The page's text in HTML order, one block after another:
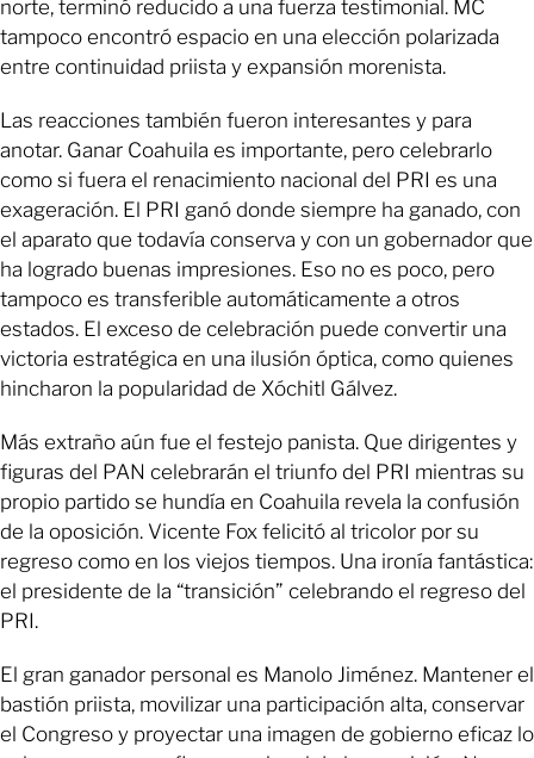
norte, terminó reducido a una fuerza testimonial. MC
tampoco encontró espacio en una elección polarizada
entre continuidad priista y expansión morenista.
Las reacciones también fueron interesantes y para
anotar. Ganar Coahuila es importante, pero celebrarlo
como si fuera el renacimiento nacional del PRI es una
exageración. El PRI ganó donde siempre ha ganado, con
el aparato que todavía conserva y con un gobernador que
ha logrado buenas impresiones. Eso no es poco, pero
tampoco es transferible automáticamente a otros
estados. El exceso de celebración puede convertir una
victoria estratégica en una ilusión óptica, como quienes
hincharon la popularidad de Xóchitl Gálvez.
Más extraño aún fue el festejo panista. Que dirigentes y
figuras del PAN celebrarán el triunfo del PRI mientras su
propio partido se hundía en Coahuila revela la confusión
de la oposición. Vicente Fox felicitó al tricolor por su
regreso como en los viejos tiempos. Una ironía fantástica:
el presidente de la “transición” celebrando el regreso del
PRI.
El gran ganador personal es Manolo Jiménez. Mantener el
bastión priista, movilizar una participación alta, conservar
el Congreso y proyectar una imagen de gobierno eficaz lo